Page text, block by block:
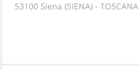
53100 Siena (SIENA) - TOSCANA